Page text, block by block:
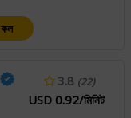
কল
3.8 (22)
USD 0.92/মিনিট